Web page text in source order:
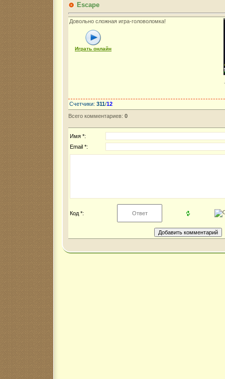
Escape
Довольно сложная игра-головоломка!
Играть онлайн
Счетчики: 311/12
Всего комментариев: 0
Имя *:
Email *:
Код *: